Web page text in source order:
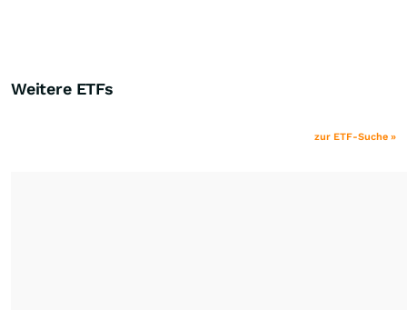
Weitere ETFs
zur ETF-Suche »